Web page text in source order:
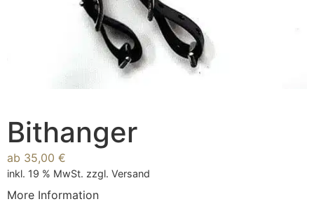
Bithanger
ab 35,00 €
inkl. 19 % MwSt. zzgl. Versand
More Information